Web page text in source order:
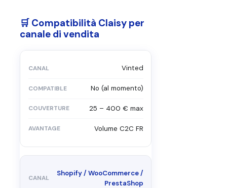
🛒 Compatibilità Claisy per
canale di vendita
Vinted
No (al momento)
25 – 400 € max
Volume C2C FR
Shopify / WooCommerce /
PrestaShop